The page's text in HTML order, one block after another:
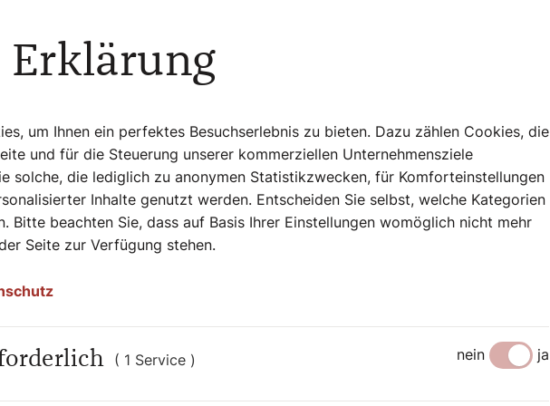
im Konzilsdekret über den Dienst und
und ständige Enthaltsamkeit um
in allen Jahrhunderten bis
und lobenswert geübt worden ist,
hoch eingeschätzt.“ Hat das Konzil
und Leben der Priester zitierte
ist keineswegs die einzige
die Ausbildung der Priester spricht
des priesterlichen Zölibats“. Die
Matthäus 19,12) auf die
Erneuerung des Ordenslebens
Himmelreiches willen als „überaus
ist zu bedenken, dass im
Erklärung
um Ihnen ein perfektes Besuchserlebnis zu bieten. Dazu zählen Cookies, die
und für die Steuerung unserer kommerziellen Unternehmensziele
solche, die lediglich zu anonymen Statistikzwecken, für Komforteinstellungen
Inhalte genutzt werden. Entscheiden Sie selbst, welche Kategorien
Bitte beachten Sie, dass auf Basis Ihrer Einstellungen womöglich nicht mehr
Seite zur Verfügung stehen.
( 1 Service ) nein ja